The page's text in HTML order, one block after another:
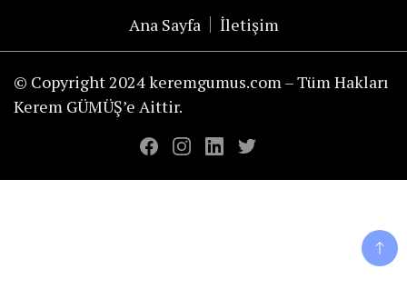
Ana Sayfa İletişim
© Copyright 2024 keremgumus.com – Tüm Hakları
Kerem GÜMÜŞ’e Aittir.